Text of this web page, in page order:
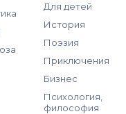
Для детей
История
Поэзия
Приключения
Бизнес
Психология,
философия